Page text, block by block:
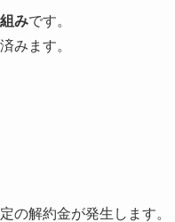
みです。
みます。
の解約金が発生します。